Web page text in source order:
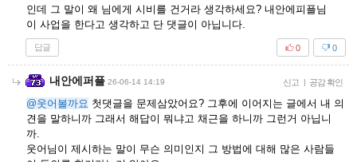
인데 그 말이 왜 님에게 시비를 건거라 생각하세요? 내안에피플님
이 사업을 한다고 생각하고 단 댓글이 아닙니다.
답글 0
0
내안에퍼플 26-06-14 14:19 신고 공감 확인
@웃어볼까요 첫댓글을 문제삼았어요? 그후에 이어지는 글에서 내 의
견을 말하니까 그래서 해답이 뭐냐고 채근을 하니까 그런거 아닙니
까.
웃어님이 제시하는 말이 무슨 의미인지 그 방법에 대해 많은 사람들